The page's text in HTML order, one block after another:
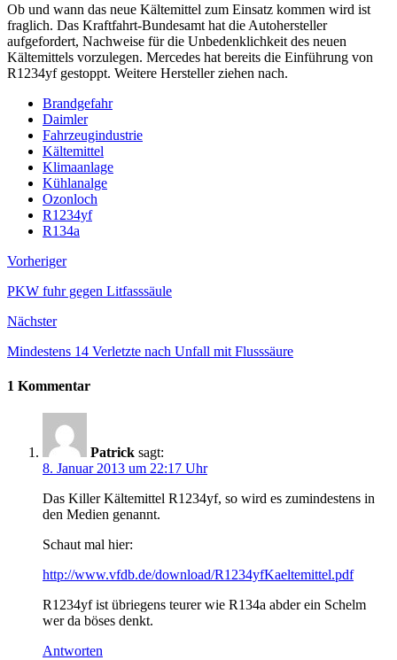
Ob und wann das neue Kältemittel zum Einsatz kommen wird ist
fraglich. Das Kraftfahrt-Bundesamt hat die Autohersteller
aufgefordert, Nachweise für die Unbedenklichkeit des neuen
Kältemittels vorzulegen. Mercedes hat bereits die Einführung von
R1234yf gestoppt. Weitere Hersteller ziehen nach.
Brandgefahr
Daimler
Fahrzeugindustrie
Kältemittel
Klimaanlage
Kühlanalge
Ozonloch
R1234yf
R134a
Vorheriger
PKW fuhr gegen Litfasssäule
Nächster
Mindestens 14 Verletzte nach Unfall mit Flusssäure
1 Kommentar
Patrick sagt:
8. Januar 2013 um 22:17 Uhr
Das Killer Kältemittel R1234yf, so wird es zumindestens in
den Medien genannt.
Schaut mal hier:
http://www.vfdb.de/download/R1234yfKaeltemittel.pdf
R1234yf ist übriegens teurer wie R134a abder ein Schelm
wer da böses denkt.
Antworten